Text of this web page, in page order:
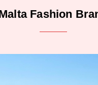
Malta Fashion